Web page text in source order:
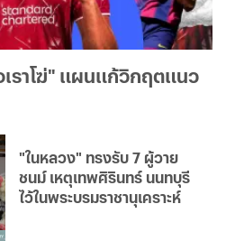
เราโฆ่" แผนแก้วิกฤตแนว
"ในหลวง" ทรงรับ 7 ผู้วาย
ชนม์ เหตุเทพศิรินทร์ นนทบุรี
ไว้ในพระบรมราชานุเคราะห์